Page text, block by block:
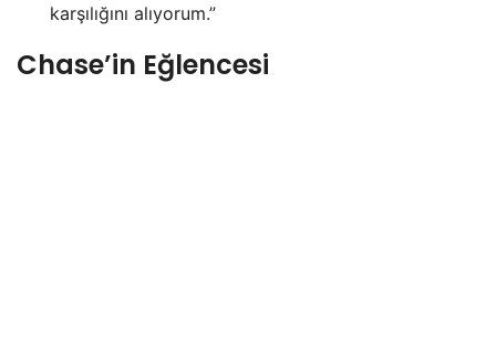
karşılığını alıyorum.”
Chase’in Eğlencesi